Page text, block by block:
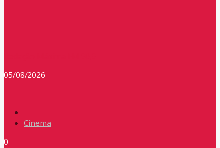
05/08/2026
Cinema
0